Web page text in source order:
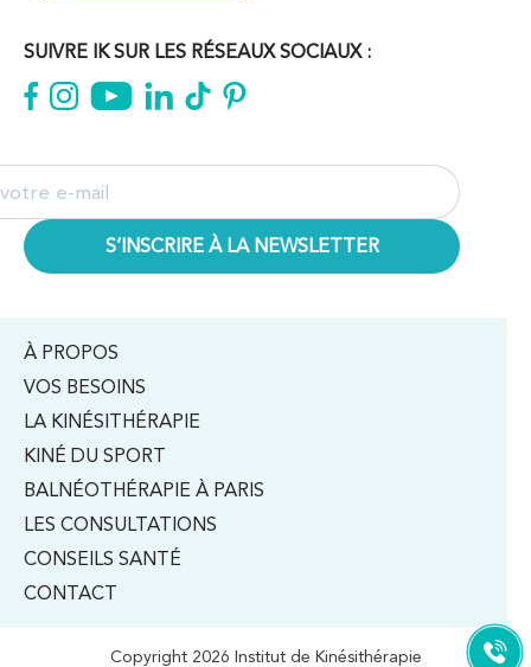
SUIVRE IK SUR LES RÉSEAUX SOCIAUX :
À PROPOS
VOS BESOINS
LA KINÉSITHÉRAPIE
KINÉ DU SPORT
BALNÉOTHÉRAPIE À PARIS
LES CONSULTATIONS
CONSEILS SANTÉ
CONTACT
Copyright 2026 Institut de Kinésithérapie